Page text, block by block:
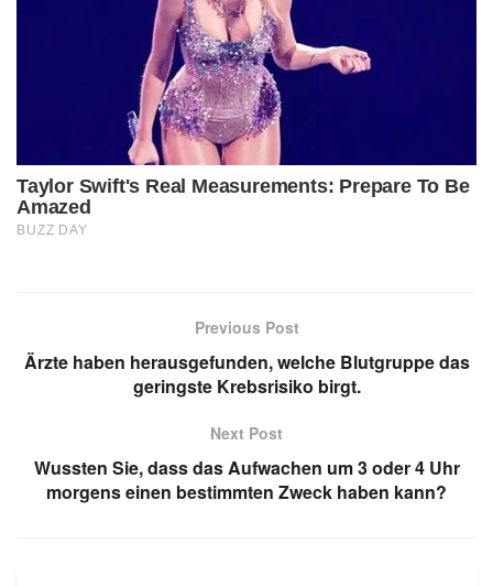
Previous Post
Ärzte haben herausgefunden, welche Blutgruppe das
geringste Krebsrisiko birgt.
Next Post
Wussten Sie, dass das Aufwachen um 3 oder 4 Uhr
morgens einen bestimmten Zweck haben kann?